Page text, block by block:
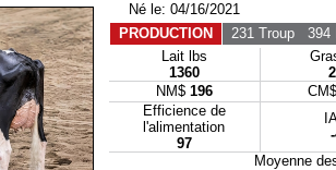
Né le: 04/16/2021
PRODUCTION
231 Troup394
Lait lbs
1360
NM$ 196 CM$
Efficience de
l'alimentation
97
Moyenne